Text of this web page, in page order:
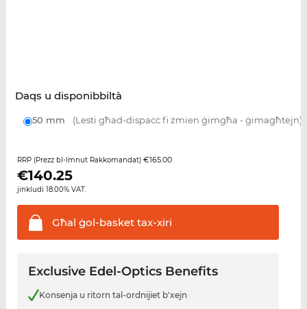
Daqs u disponibbiltà
50 mm (Lesti għad-dispaċċ fi żmien ġimgħa - ġimagħtejn)
RRP (Prezz bl-Imnut Rakkomandat) €165.00
€140.25
jinkludi 18.00% VAT.
Għal ġol-baskettax-xiri
Exclusive Edel-Optics Benefits
Konsenja u ritorn tal-ordnijiet b'xejn